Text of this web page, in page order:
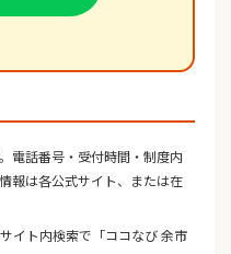
電話番号・受付時間・制度内
報は各公式サイト、または在
イト内検索で「ココなび 余市